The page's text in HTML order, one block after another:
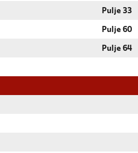
Pulje 33
Pulje 60
Pulje 64